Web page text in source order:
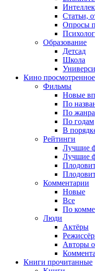
Статьи,
Опросы
Образование
Детсад
Школа
Кино просмотренное
Фильмы
Новые
По
По
По годам
В
Рейтинги
Лучшие
Лучшие
Комментарии
Новые
Все
По
Люди
Актёры
Авторы
Книги прочитанные